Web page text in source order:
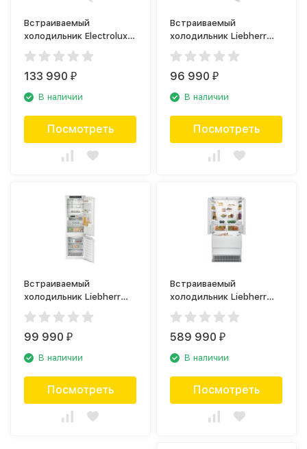
Встраиваемый
холодильник Electrolux
RNS9TE19S
133 990₽
В наличии
Посмотреть
Встраиваемый
холодильник Liebherr
ICBSd 5122
96 990₽
В наличии
Посмотреть
Встраиваемый
холодильник Liebherr
ICNd 5123
99 990₽
В наличии
Посмотреть
Встраиваемый
холодильник Liebherr
ECBN 6256
589 990₽
В наличии
Посмотреть